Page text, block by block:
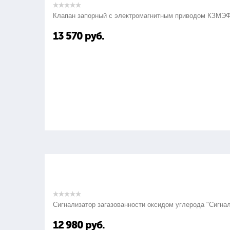
Клапан запорный с электромагнитным приводом КЗМЭФ
13 570 руб.
Сигнализатор загазованности оксидом углерода
12 980 руб.